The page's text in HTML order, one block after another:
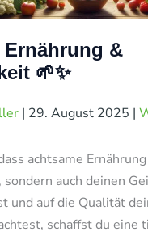
Ernährung &
🌱✨
| 29. August 2025 |
achtsame
auch deinen
und auf die Qualität
schaffst du eine